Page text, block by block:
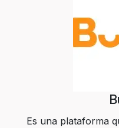
Es una plataforma